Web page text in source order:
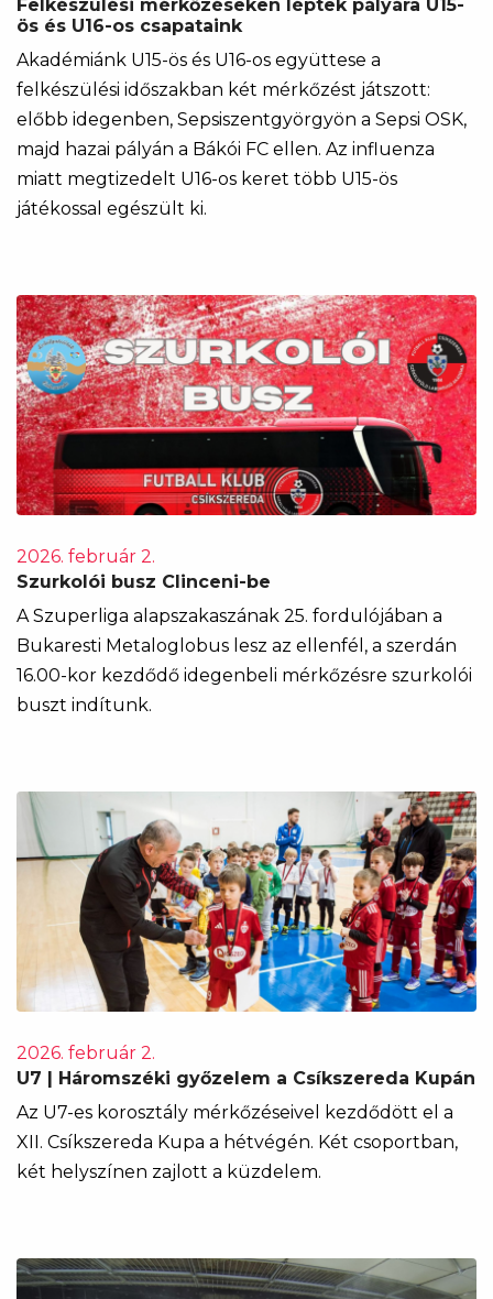
Felkészülési mérkőzéseken léptek pályára U15-
ös és U16-os csapataink
Akadémiánk U15-ös és U16-os együttese a
felkészülési időszakban két mérkőzést játszott:
előbb idegenben, Sepsiszentgyörgyön a Sepsi OSK,
majd hazai pályán a Bákói FC ellen. Az influenza
miatt megtizedelt U16-os keret több U15-ös
játékossal egészült ki.
2026. február 2.
Szurkolói busz Clinceni-be
A Szuperliga alapszakaszának 25. fordulójában a
Bukaresti Metaloglobus lesz az ellenfél, a szerdán
16.00-kor kezdődő idegenbeli mérkőzésre szurkolói
buszt indítunk.
2026. február 2.
U7 | Háromszéki győzelem a Csíkszereda Kupán
Az U7-es korosztály mérkőzéseivel kezdődött el a
XII. Csíkszereda Kupa a hétvégén. Két csoportban,
két helyszínen zajlott a küzdelem.